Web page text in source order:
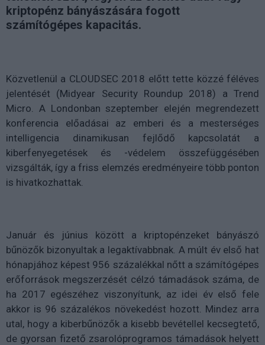
kriptopénz bányászására fogott
számítógépes kapacitás.
Közvetlenül a CLOUDSEC 2018 előtt tette közzé féléves
jelentését (Midyear Security Roundup 2018) a Trend
Micro. A Londonban szeptember elején megrendezett
konferencia előadásai az emberi és a mesterséges
intelligencia dinamikusan fejlődő kapcsolatát a
kiberfenyegetések és -védelem összefüggésében
vizsgálták, így a friss elemzés eredményeire több ponton
is hivatkozhattak.
Január és június között a kriptopénzeket bányászó
bűnözők bizonyultak a legaktívabbnak. A múlt év első hat
hónapjához képest 956 százalékkal nőtt a számítógépes
erőforrások megszerzését célzó támadások száma, de
ha 2017 egészéhez viszonyítunk, az idei év első fele
akkor is 96 százalékos növekedést hozott. Mindez arra
utal, hogy a kiberbűnözők a kisebb bevétellel kecsegtető,
de gyorsan fizető zsarolóprogramos támadások helyett